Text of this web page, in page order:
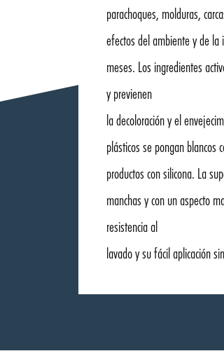
parachoques, molduras,
efectos del ambiente y de
meses. Los ingredientes
y previenen
la decoloración y el
plásticos se pongan blancos
productos con silicona. La
manchas y con un aspecto
resistencia al
lavado y su fácil aplicación